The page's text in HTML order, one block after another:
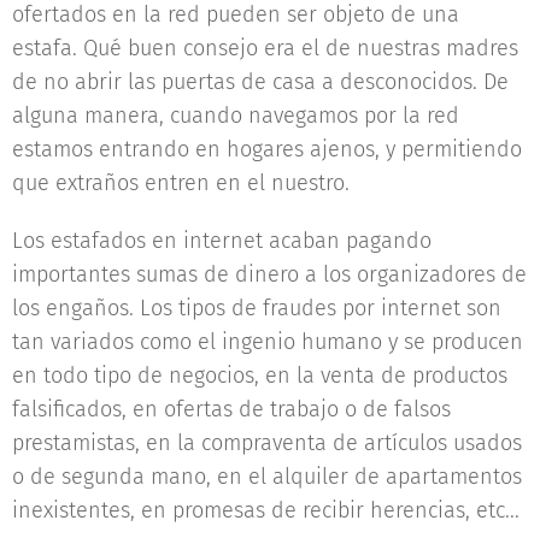
ofertados en la red pueden ser objeto de una
estafa. Qué buen consejo era el de nuestras madres
de no abrir las puertas de casa a desconocidos. De
alguna manera, cuando navegamos por la red
estamos entrando en hogares ajenos, y permitiendo
que extraños entren en el nuestro.
Los estafados en internet acaban pagando
importantes sumas de dinero a los organizadores de
los engaños. Los tipos de fraudes por internet son
tan variados como el ingenio humano y se producen
en todo tipo de negocios, en la venta de productos
falsificados, en ofertas de trabajo o de falsos
prestamistas, en la compraventa de artículos usados
o de segunda mano, en el alquiler de apartamentos
inexistentes, en promesas de recibir herencias, etc...